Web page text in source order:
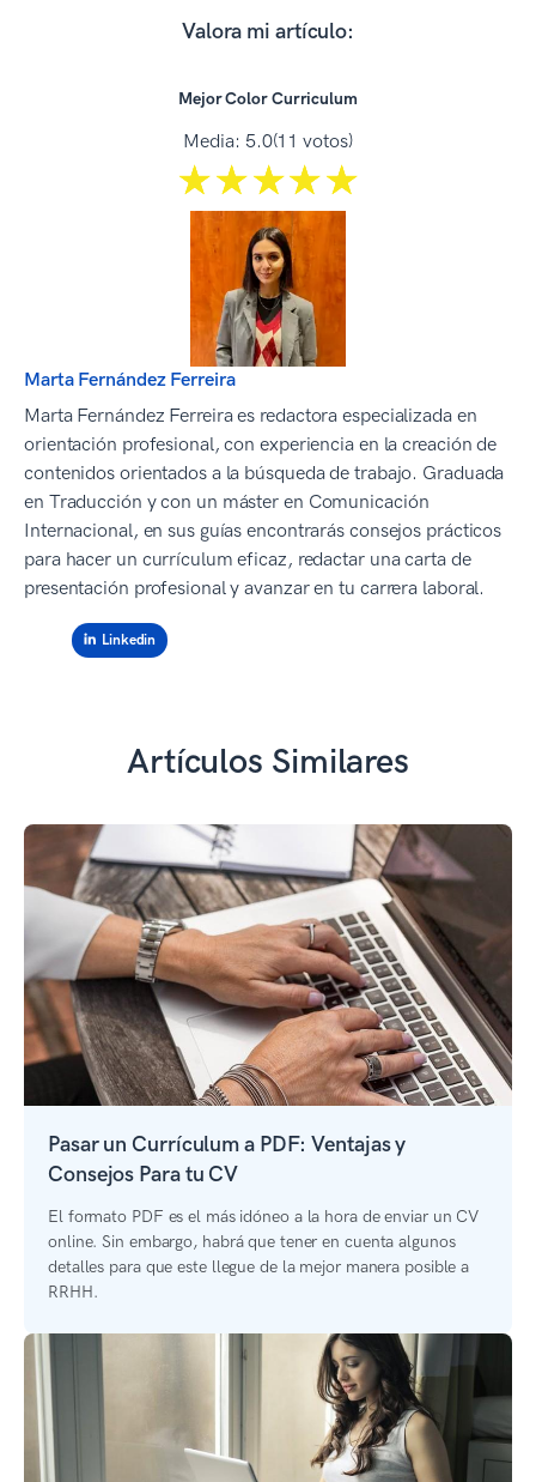
Valora mi artículo:
Mejor Color Curriculum
Media: 5.0(11 votos)
☆☆☆☆☆
★★★★★
Marta Fernández Ferreira
Marta Fernández Ferreira es redactora especializada en
orientación profesional, con experiencia en la creación de
contenidos orientados a la búsqueda de trabajo. Graduada
en Traducción y con un máster en Comunicación
Internacional, en sus guías encontrarás consejos prácticos
para hacer un currículum eficaz, redactar una carta de
presentación profesional y avanzar en tu carrera laboral.
Linkedin
Artículos Similares
Pasar un Currículum a PDF: Ventajas y
Consejos Para tu CV
El formato PDF es el más idóneo a la hora de enviar un CV
online. Sin embargo, habrá que tener en cuenta algunos
detalles para que este llegue de la mejor manera posible a
RRHH.